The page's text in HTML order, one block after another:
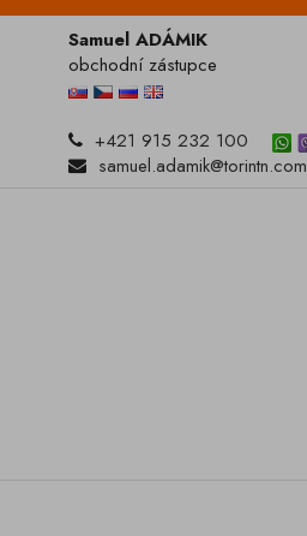
Samuel ADÁMIK
obchodní zástupce
+421 915 232 100
samuel.adamik@torintn.com